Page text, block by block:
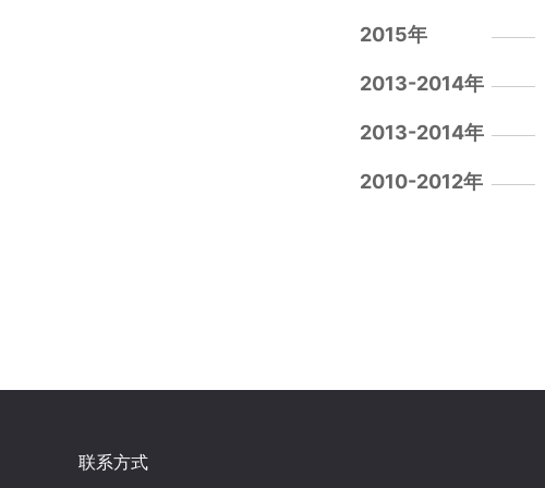
2015年
2013-2014年
2013-2014年
2010-2012年
联系方式